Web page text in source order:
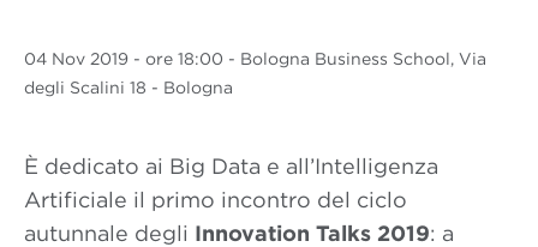
04 Nov 2019 - ore 18:00 - Bologna Business School, Via
degli Scalini 18 - Bologna
È dedicato ai Big Data e all’Intelligenza
Artificiale il primo incontro del ciclo
autunnale degli Innovation Talks 2019: a